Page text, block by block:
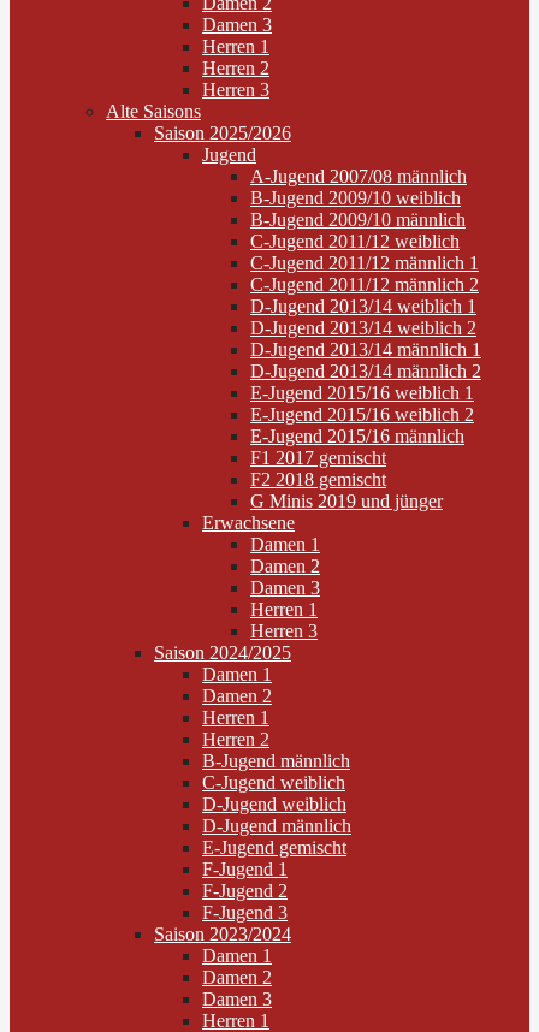
Damen 3
Herren 1
Herren 2
Herren 3
Alte Saisons
Saison 2025/2026
Jugend
A-Jugend 2007/08 männlich
B-Jugend 2009/10 weiblich
B-Jugend 2009/10 männlich
C-Jugend 2011/12 weiblich
C-Jugend 2011/12 männlich 1
C-Jugend 2011/12 männlich 2
D-Jugend 2013/14 weiblich 1
D-Jugend 2013/14 weiblich 2
D-Jugend 2013/14 männlich 1
D-Jugend 2013/14 männlich 2
E-Jugend 2015/16 weiblich 1
E-Jugend 2015/16 weiblich 2
E-Jugend 2015/16 männlich
F1 2017 gemischt
F2 2018 gemischt
G Minis 2019 und jünger
Erwachsene
Damen 1
Damen 2
Damen 3
Herren 1
Herren 3
Saison 2024/2025
Damen 1
Damen 2
Herren 1
Herren 2
B-Jugend männlich
C-Jugend weiblich
D-Jugend weiblich
D-Jugend männlich
E-Jugend gemischt
F-Jugend 1
F-Jugend 2
F-Jugend 3
Saison 2023/2024
Damen 1
Damen 2
Damen 3
Herren 1